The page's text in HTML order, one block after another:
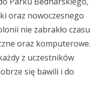
oraz nowoczesnego
nie zabrakło czasu
oraz komputerowe.
z uczestników
się bawili i do